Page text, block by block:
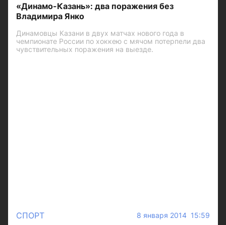
«Динамо-Казань»: два поражения без
Владимира Янко
Динамовцы Казани в двух матчах нового года в
чемпионате России по хоккею с мячом потерпели два
чувствительных поражения на выезде.
СПОРТ 8 января 2014 15:59